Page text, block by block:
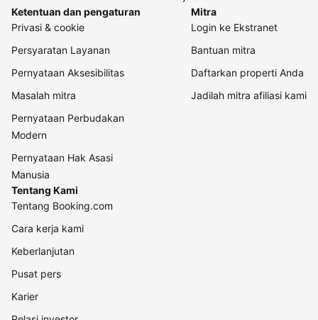
Ketentuan dan pengaturan
Privasi & cookie
Persyaratan Layanan
Pernyataan Aksesibilitas
Masalah mitra
Pernyataan Perbudakan
Modern
Pernyataan Hak Asasi
Manusia
Mitra
Login ke Ekstranet
Bantuan mitra
Daftarkan properti Anda
Jadilah mitra afiliasi kami
Tentang Kami
Tentang Booking.com
Cara kerja kami
Keberlanjutan
Pusat pers
Karier